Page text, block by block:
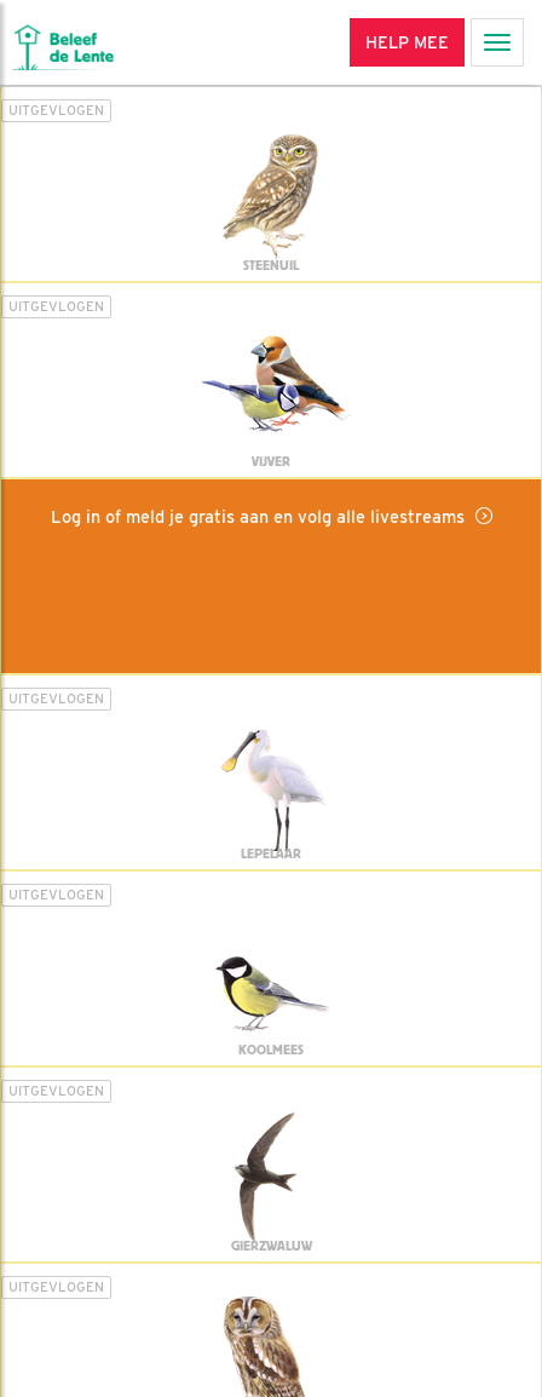
HELP MEE
UITGEVLOGEN
STEENUIL
UITGEVLOGEN
VIJVER
Log in of meld je gratis aan en volg alle livestreams
UITGEVLOGEN
LEPELAAR
UITGEVLOGEN
KOOLMEES
UITGEVLOGEN
GIERZWALUW
UITGEVLOGEN